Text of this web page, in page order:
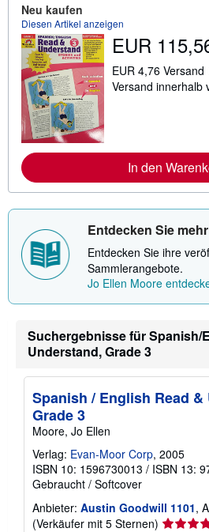
Neu kaufen
Diesen Artikel anzeigen
EUR
EUR 4,76 Versand
Versand innerhalb
In den
Entdecken Sie
Entdecken Sie ihre
Sammlerangebote.
Jo Ellen Moore
Suchergebnisse für Spanish/
Understand, Grade 3
Spanish / English Read &
Grade 3
Moore, Jo Ellen
Verlag: Evan-Moor Corp, 2005
ISBN 10: 1596730013 / ISBN 13:
Gebraucht / Softcover
Anbieter: Austin Goodwill 1101,
(Verkäufer mit 5 Sternen)